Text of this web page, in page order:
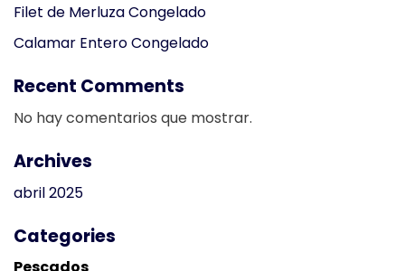
Filet de Merluza Congelado
Calamar Entero Congelado
Recent Comments
No hay comentarios que mostrar.
Archives
abril 2025
Categories